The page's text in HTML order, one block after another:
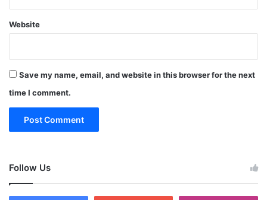
Website
Save my name, email, and website in this browser for the next
time I comment.
Follow Us